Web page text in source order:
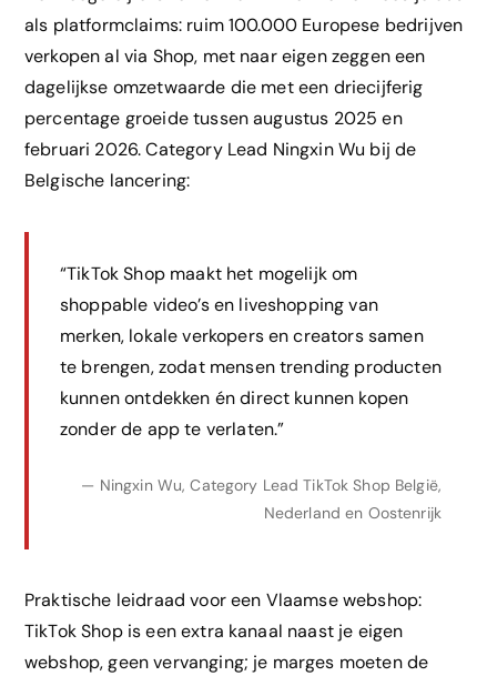
als platformclaims: ruim 100.000 Europese bedrijven
verkopen al via Shop, met naar eigen zeggen een
dagelijkse omzetwaarde die met een driecijferig
percentage groeide tussen augustus 2025 en
februari 2026. Category Lead Ningxin Wu bij de
Belgische lancering:
“TikTok Shop maakt het mogelijk om
shoppable video’s en liveshopping van
merken, lokale verkopers en creators samen
te brengen, zodat mensen trending producten
kunnen ontdekken én direct kunnen kopen
zonder de app te verlaten.”
— Ningxin Wu, Category Lead TikTok Shop België,
Nederland en Oostenrijk
Praktische leidraad voor een Vlaamse webshop:
TikTok Shop is een extra kanaal naast je eigen
webshop, geen vervanging; je marges moeten de